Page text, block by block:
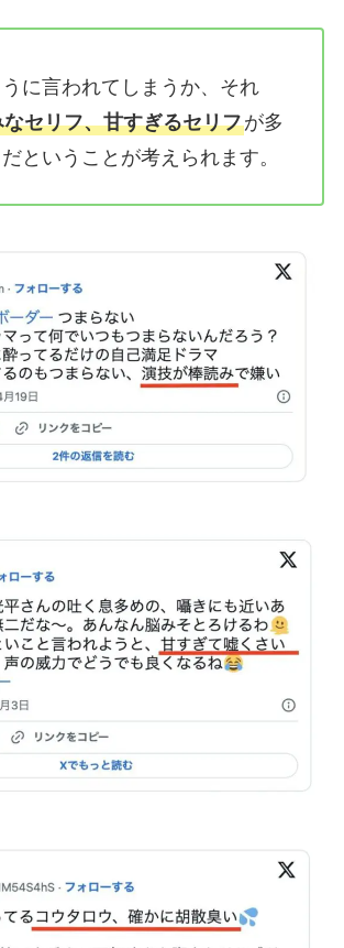
に言われてしまうか、それ
セリフ、甘すぎるセリフが多
ということが考えられます。